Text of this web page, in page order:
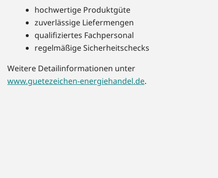
hochwertige Produktgüte
zuverlässige Liefermengen
qualifiziertes Fachpersonal
regelmäßige Sicherheitschecks
Weitere Detailinformationen unter
www.guetezeichen-energiehandel.de.